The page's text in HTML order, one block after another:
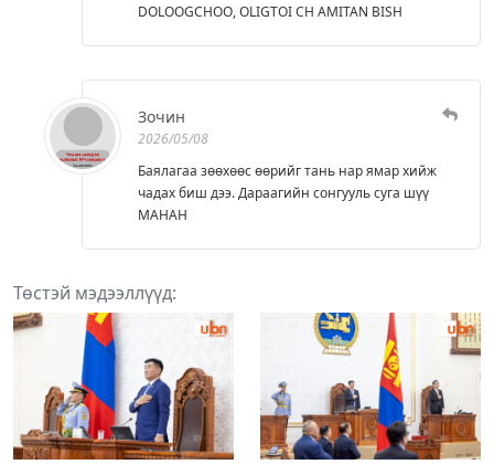
DOLOOGCHOO, OLIGTOI CH AMITAN BISH
Зочин
2026/05/08
Баялагаа зөөхөөс өөрийг тань нар ямар хийж
чадах биш дээ. Дараагийн сонгууль суга шүү
МАНАН
Төстэй мэдээллүүд: